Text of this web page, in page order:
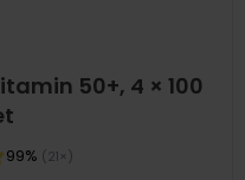
50+, 4 × 100
99% (21×)